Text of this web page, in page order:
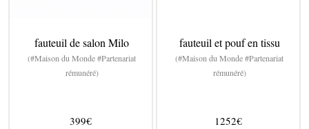
fauteuil de salon Milo
(#Maison du Monde #Partenariat
rémunéré)
399€
fauteuil et pouf en tissu
(#Maison du Monde #Partenariat
rémunéré)
1252€